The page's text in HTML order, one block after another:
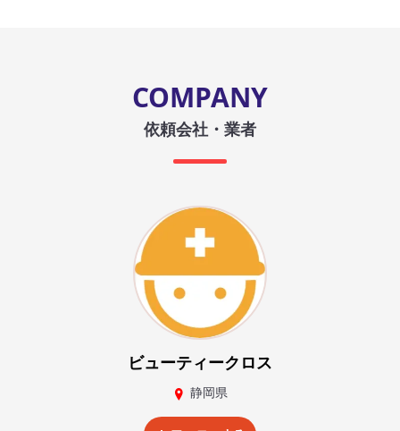
COMPANY
依頼会社・業者
ビューティークロス
静岡県